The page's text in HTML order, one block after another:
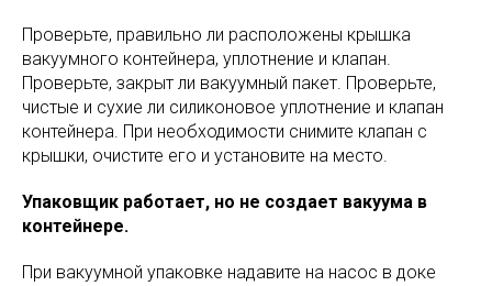
Проверьте, правильно ли расположены крышка
вакуумного контейнера, уплотнение и клапан.
Проверьте, закрыт ли вакуумный пакет. Проверьте,
чистые и сухие ли силиконовое уплотнение и клапан
контейнера. При необходимости снимите клапан с
крышки, очистите его и установите на место.
Упаковщик работает, но не создает вакуума в
контейнере.
При вакуумной упаковке надавите на насос в доке